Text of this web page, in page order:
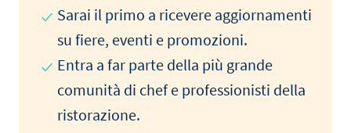
Sarai il primo a ricevere aggiornamenti
su fiere, eventi e promozioni.
Entra a far parte della più grande
comunità di chef e professionisti della
ristorazione.